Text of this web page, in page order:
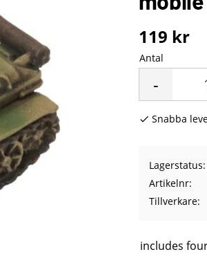
119 kr
Antal
-
Snabba
Lagerstatus
Artikelnr
Tillverkare
includes